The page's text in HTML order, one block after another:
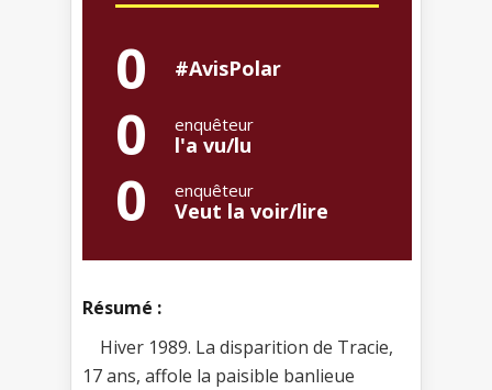
0 #AvisPolar
0 enquêteur
l'a vu/lu
0 enquêteur
Veut la voir/lire
Résumé :
Hiver 1989. La disparition de Tracie,
17 ans, affole la paisible banlieue